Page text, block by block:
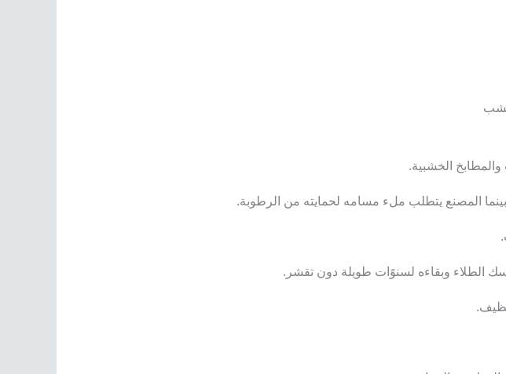
الخشبية.
الطلاء وبقاءه لسنوًات طويلة دون تقشر.